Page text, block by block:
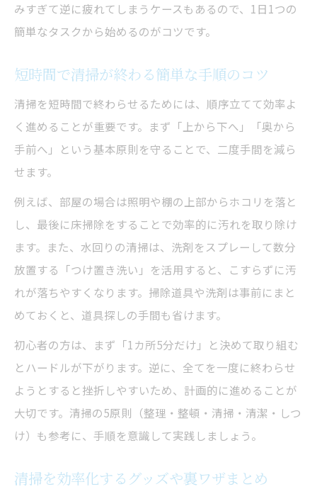
みすぎて逆に疲れてしまうケースもあるので、1日1つの
簡単なタスクから始めるのがコツです。
短時間で清掃が終わる簡単な手順のコツ
清掃を短時間で終わらせるためには、順序立てて効率よ
く進めることが重要です。まず「上から下へ」「奥から
手前へ」という基本原則を守ることで、二度手間を減ら
せます。
例えば、部屋の場合は照明や棚の上部からホコリを落と
し、最後に床掃除をすることで効率的に汚れを取り除け
ます。また、水回りの清掃は、洗剤をスプレーして数分
放置する「つけ置き洗い」を活用すると、こすらずに汚
れが落ちやすくなります。掃除道具や洗剤は事前にまと
めておくと、道具探しの手間も省けます。
初心者の方は、まず「1カ所5分だけ」と決めて取り組む
とハードルが下がります。逆に、全てを一度に終わらせ
ようとすると挫折しやすいため、計画的に進めることが
大切です。清掃の5原則（整理・整頓・清掃・清潔・しつ
け）も参考に、手順を意識して実践しましょう。
清掃を効率化するグッズや裏ワザまとめ